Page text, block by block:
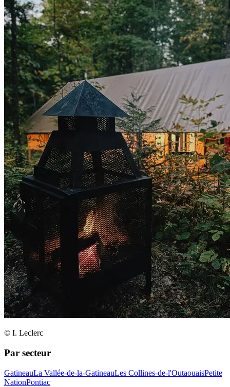
© I. Leclerc
Par secteur
GatineauLa Vallée-de-la-GatineauLes Collines-de-l'OutaouaisPetite
NationPontiac